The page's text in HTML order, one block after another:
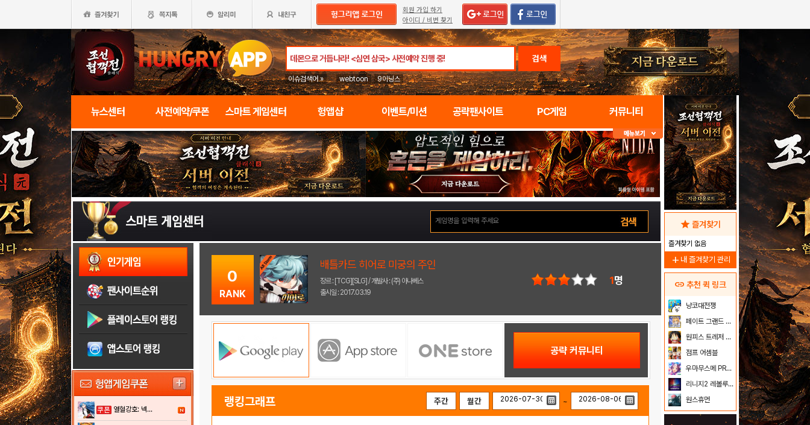
회원 가입 하기
아이디 / 비번 찾기
검색
이슈검색어 » webtoon 9이닝스
뉴스센터 사전예약/쿠폰 스마트 게임센터 헝앱샵 이벤트/미션 공략팬사이트 PC게임 커뮤니티
열혈강호: 넥...
0
RANK
배틀카드 히어로 미궁의 주인
장르 : [TCG][SLG] / 개발사 : (주) 아나베스
출시일 : 2017.03.19
1명
공략 커뮤니티
랭킹그래프 주간 월간 ~
star 즐겨찾기
즐겨찾기 없음
add 내 즐겨찾기 관리
link 추천 퀵 링크
냥코대전쟁
페이트 그랜드 오더
원피스 트레저 크루즈
점프 어셈블
우마무스메 PRETTY DERBY
리니지2 레볼루션
원스휴먼